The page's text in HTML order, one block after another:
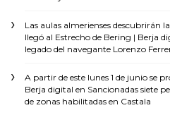
Las aulas almerienses descubrirán
llegó al Estrecho de Bering | Berja
legado del navegante Lorenzo
A partir de este lunes 1 de junio se
Berja digital en Sancionadas siete
de zonas habilitadas en Castala